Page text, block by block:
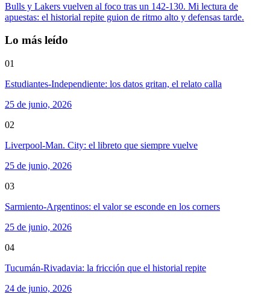
Bulls y Lakers vuelven al foco tras un 142-130. Mi lectura de
apuestas: el historial repite guion de ritmo alto y defensas tarde.
Lo más leído
01
Estudiantes-Independiente: los datos gritan, el relato calla
25 de junio, 2026
02
Liverpool-Man. City: el libreto que siempre vuelve
25 de junio, 2026
03
Sarmiento-Argentinos: el valor se esconde en los corners
25 de junio, 2026
04
Tucumán-Rivadavia: la fricción que el historial repite
24 de junio, 2026